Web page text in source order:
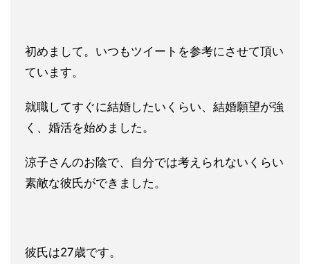
初めまして。いつもツイートを参考にさせて頂い
ています。
就職してすぐに結婚したいくらい、結婚願望が強
く、婚活を始めま した。
涼子さんのお陰で、自分では考えられないくらい
素敵な彼氏ができ ました。
彼氏は27歳です。